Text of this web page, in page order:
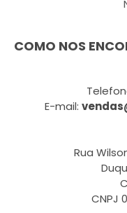
COMO NOS
E-mail:
Rua
CNPJ